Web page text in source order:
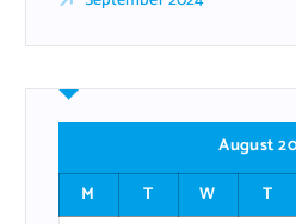
August
M
T W T